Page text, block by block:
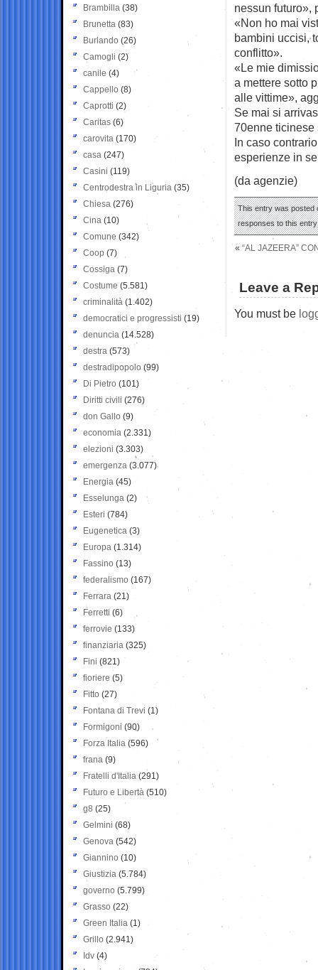
nessun futuro»,
«Non ho mai
bambini uccisi,
conflitto».
«Le mie
a mettere sotto
alle vittime»,
Se mai si
70enne ticinese
In caso
esperienze in
(da agenzie)
This entry was posted
responses to this
« “AL JAZEERA”
Leave a
You must be
Brambilla (38)
Brunetta (83)
Burlando (26)
Camogli (2)
canile (4)
Cappello (8)
Caprotti (2)
Caritas (6)
carovita (170)
casa (247)
Casini (119)
Centrodestra in Liguria (35)
Chiesa (276)
Cina (10)
Comune (342)
Coop (7)
Cossiga (7)
Costume (5.581)
criminalità (1.402)
democratici e progressisti (19)
denuncia (14.528)
destra (573)
destradipopolo (99)
Di Pietro (101)
Diritti civili (276)
don Gallo (9)
economia (2.331)
elezioni (3.303)
emergenza (3.077)
Energia (45)
Esselunga (2)
Esteri (784)
Eugenetica (3)
Europa (1.314)
Fassino (13)
federalismo (167)
Ferrara (21)
Ferretti (6)
ferrovie (133)
finanziaria (325)
Fini (821)
fioriere (5)
Fitto (27)
Fontana di Trevi (1)
Formigoni (90)
Forza Italia (596)
frana (9)
Fratelli d'Italia (291)
Futuro e Libertà (510)
g8 (25)
Gelmini (68)
Genova (542)
Giannino (10)
Giustizia (5.784)
governo (5.799)
Grasso (22)
Green Italia (1)
Grillo (2.941)
Idv (4)